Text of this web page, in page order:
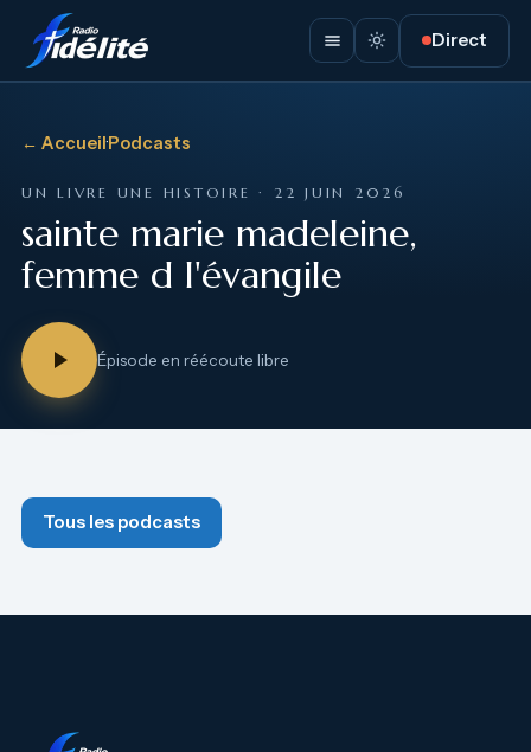
Direct
← Accueil·Podcasts
UN LIVRE UNE HISTOIRE · 22 JUIN 2026
sainte marie madeleine,
femme d l'évangile
Épisode en réécoute libre
Tous les podcasts